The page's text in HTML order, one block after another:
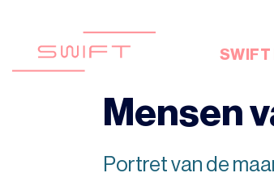
content
SWIFT
Mensen
Portret van de